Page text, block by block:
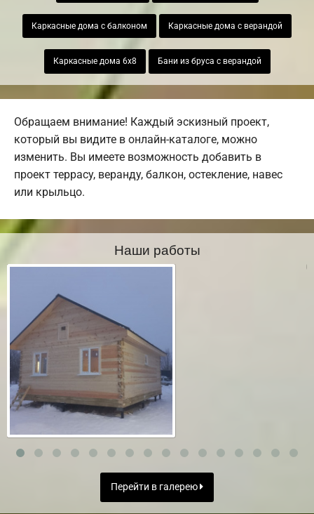
Каркасные дома с балконом Каркасные дома с верандой
Каркасные дома 6х8 Бани из бруса с верандой
Обращаем внимание! Каждый эскизный проект,
который вы видите в онлайн-каталоге, можно
изменить. Вы имеете возможность добавить в
проект террасу, веранду, балкон, остекление, навес
или крыльцо.
Наши работы
Перейти в галерею